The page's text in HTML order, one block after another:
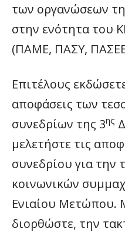
των οργανώσεων
στην ενότητα του
(ΠΑΜΕ, ΠΑΣΥ,
Επιτέλους
αποφάσεις των
συνεδρίων της 3ης
μελετήστε τις
συνεδρίου για την
κοινωνικών
Ενιαίου Μετώπου.
διορθώστε, την